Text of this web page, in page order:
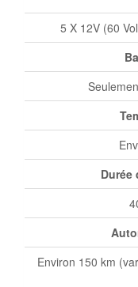
5 X 12V (60
Durée
Environ 150 km